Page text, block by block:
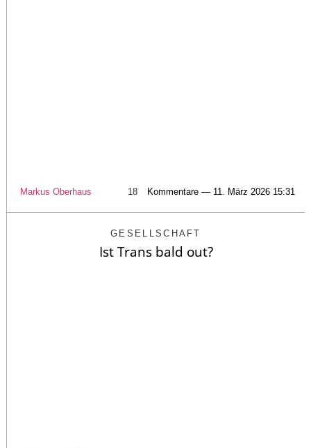
Markus Oberhaus 18 Kommentare — 11. März 2026 15:31
GESELLSCHAFT
Ist Trans bald out?